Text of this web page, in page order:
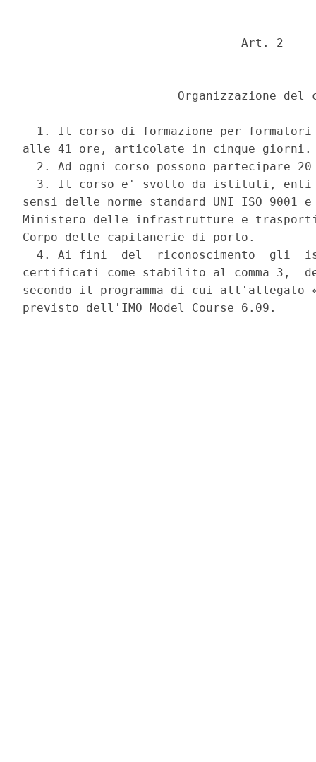
                               Art. 2
Organizzazione del
1. Il corso di formazione per
alle 41 ore, articolate in cinque
2. Ad ogni corso possono partecipare
3. Il corso e' svolto da istituti,
sensi delle norme standard UNI ISO
Ministero delle infrastrutture e trasporti
Corpo delle capitanerie di porto.
4. Ai fini  del  riconoscimento  gli
certificati come stabilito al comma 3,
secondo il programma di cui all'allegato